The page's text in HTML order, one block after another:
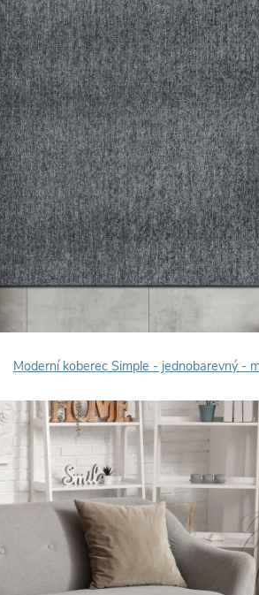
Moderní koberec Simple - jednobarevný -